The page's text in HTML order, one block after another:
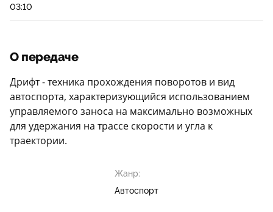
03:10
О передаче
Дрифт - техника прохождения поворотов и вид
автоспорта, характеризующийся использованием
управляемого заноса на максимально возможных
для удержания на трассе скорости и угла к
траектории.
Жанр:
Автоспорт